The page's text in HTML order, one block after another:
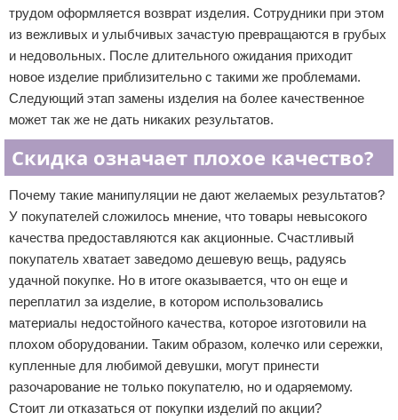
трудом оформляется возврат изделия. Сотрудники при этом
из вежливых и улыбчивых зачастую превращаются в грубых
и недовольных. После длительного ожидания приходит
новое изделие приблизительно с такими же проблемами.
Следующий этап замены изделия на более качественное
может так же не дать никаких результатов.
Скидка означает плохое качество?
Почему такие манипуляции не дают желаемых результатов?
У покупателей сложилось мнение, что товары невысокого
качества предоставляются как акционные. Счастливый
покупатель хватает заведомо дешевую вещь, радуясь
удачной покупке. Но в итоге оказывается, что он еще и
переплатил за изделие, в котором использовались
материалы недостойного качества, которое изготовили на
плохом оборудовании. Таким образом, колечко или сережки,
купленные для любимой девушки, могут принести
разочарование не только покупателю, но и одаряемому.
Стоит ли отказаться от покупки изделий по акции?